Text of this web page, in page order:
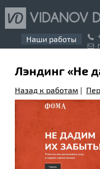
Наши работы
Лэндинг «Не
Назад к работам |